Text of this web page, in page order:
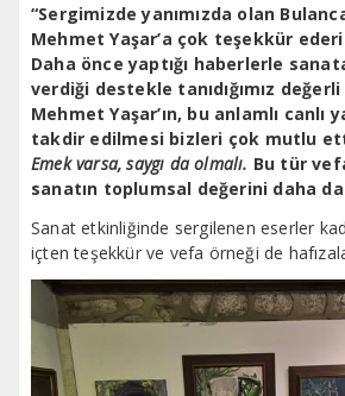
“Sergimizde yanımızda olan
Mehmet Yaşar’a çok teşekkür
Daha önce yaptığı haberlerle
verdiği destekle tanıdığımız
Mehmet Yaşar’ın, bu anlamlı canlı
takdir edilmesi bizleri çok mutlu
Emek varsa, saygı da olmalı. Bu tür
sanatın toplumsal değerini daha da
Sanat etkinliğinde sergilenen eserler
içten teşekkür ve vefa örneği de